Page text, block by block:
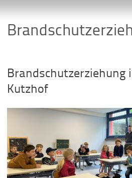
Brandschutzerziehung
Kutzhof